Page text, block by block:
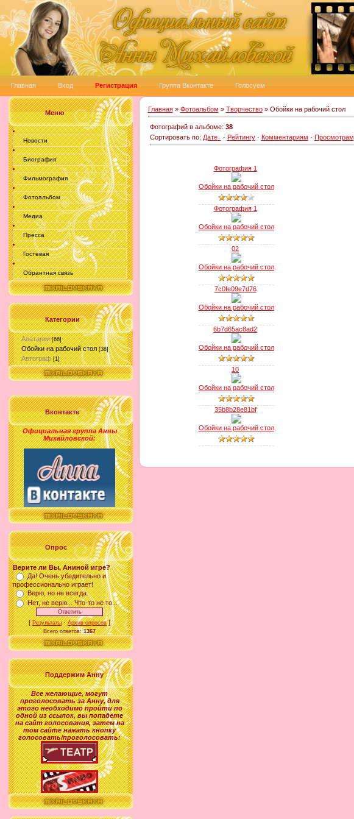
Главная Вход Регистрация Группа Вконтакте Голосуем
Меню
Новости
Биография
Фильмография
Фотоальбом
Медиа
Пресса
Гостевая
Обрантная связь
Категории
Аватарки [66]
Обойки на рабочий стол [38]
Автограф [1]
Вконтакте
Официальная группа Анны
Михайловской:
Опрос
Верите ли Вы, Аниной игре?
Да! Очень убедительно и
профессионально играет!
Верю, но не всегда.
Нет, не верю... Что-то не то...
[Результаты·Архив опросов]
Всего ответов:1367
Поддержим Анну
Все желающие,могут
проголосовать заАнну, для
этого необходимо пройти по
одной из ссылок, вы попадете
на сайт голосования, затем на
том сайте нажать кнопку
голосовать/проголосовать:
Главная» Фотоальбом » Творчество» Обойки на рабочий стол
Фотографий в альбоме: 38
Сортировать по: Дате · Рейтингу· Комментариям · Просмотрам
Фотография 1
Обойки на рабочий стол
Фотография 1
Обойки на рабочий стол
02
Обойки на рабочий стол
7c0fe09e7d76
Обойки на рабочий стол
6b7d65ac8ad2
Обойки на рабочий стол
10
Обойки на рабочий стол
35b8b28e81bf
Обойки на рабочий стол